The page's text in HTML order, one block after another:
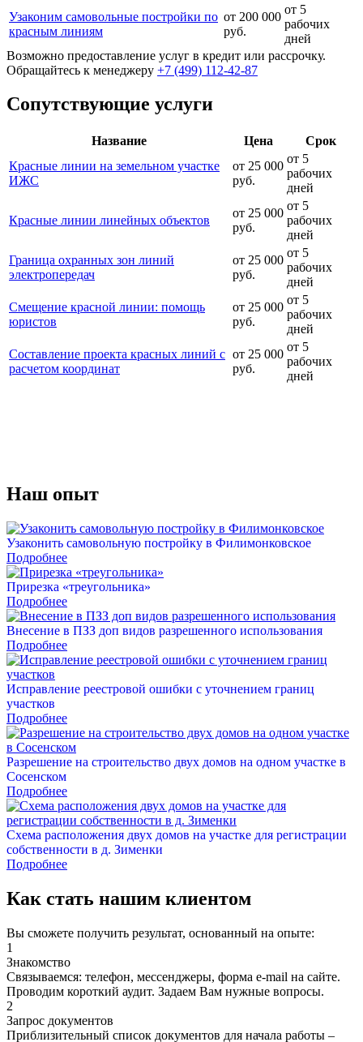
Узаконим самовольные постройки по
красным линиям
от 200 000
руб.
от 5
рабочих
дней
Возможно предоставление услуг в кредит или рассрочку.
Обращайтесь к менеджеру +7 (499) 112-42-87
Сопутствующие услуги
Название Цена
Срок
Красные линии на земельном участке
ИЖС
от 25 000
руб.
от 5
рабочих
дней
Красные линии линейных объектов
от 25 000
руб.
от 5
рабочих
дней
Граница охранных зон линий
электропередач
от 25 000
руб.
от 5
рабочих
дней
Смещение красной линии: помощь
юристов
от 25 000
руб.
от 5
рабочих
дней
Составление проекта красных линий с
расчетом координат
от 25 000
руб.
от 5
рабочих
дней
Наш опыт
Узаконить самовольную постройку в Филимонковское
Подробнее
Прирезка «треугольника»
Подробнее
Внесение в ПЗЗ доп видов разрешенного использования
Подробнее
Исправление реестровой ошибки с уточнением границ
участков
Подробнее
Разрешение на строительство двух домов на одном участке в
Сосенском
Подробнее
Схема расположения двух домов на участке для регистрации
собственности в д. Зименки
Подробнее
Как стать нашим клиентом
Вы сможете получить результат, основанный на опыте:
1
Знакомство
Связываемся: телефон, мессенджеры, форма e-mail на сайте.
Проводим короткий аудит. Задаем Вам нужные вопросы.
2
Запрос документов
Приблизительный список документов для начала работы –